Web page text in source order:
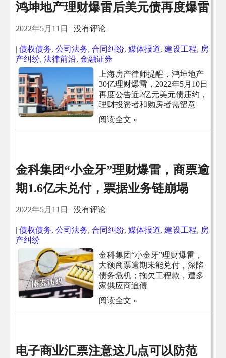
鸿坤地产理财爆雷后美元债再度爆雷
2022年5月11日 | 没有评论
| 债权债务, 公司法务, 合同纠纷, 媒体报道, 建设工程, 房
产纠纷, 法律前沿, 金融证券
上海房产律师提醒，鸿坤地产
30亿理财爆雷，2022年5月10日
再度公告近2亿元美元债违约，
理财投资者和购房者需留意
阅读全文 »
金科集团“小金牙”理财爆雷，商票逾
期1.6亿未兑付，票据业务链崩塌
2022年5月11日 | 没有评论
| 债权债务, 公司法务, 合同纠纷, 媒体报道, 建设工程, 房
产纠纷
金科集团“小金牙”理财爆雷，
大额商票逾期未能兑付，深陷
债务危机；拖欠工程款，遭多
家供应商追债
阅读全文 »
电子商业汇票注意这几点可以防范